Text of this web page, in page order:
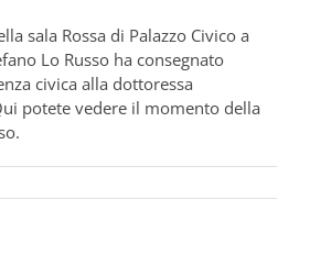
sala Rossa di Palazzo Civico a
Lo Russo ha consegnato
civica alla dottoressa
potete vedere il momento della